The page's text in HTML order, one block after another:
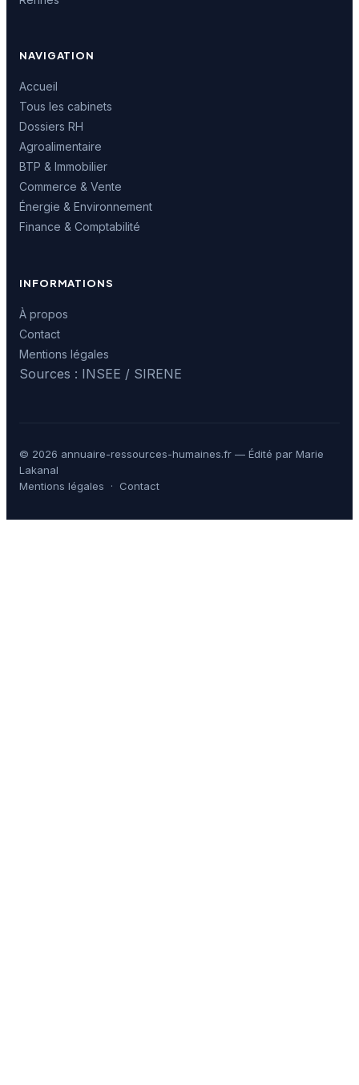
NAVIGATION
Accueil
Tous les cabinets
Dossiers RH
Agroalimentaire
BTP & Immobilier
Commerce & Vente
Énergie & Environnement
Finance & Comptabilité
INFORMATIONS
À propos
Contact
Mentions légales
Sources : INSEE / SIRENE
© 2026 annuaire-ressources-humaines.fr — Édité par Marie
Lakanal
Mentions légales · Contact